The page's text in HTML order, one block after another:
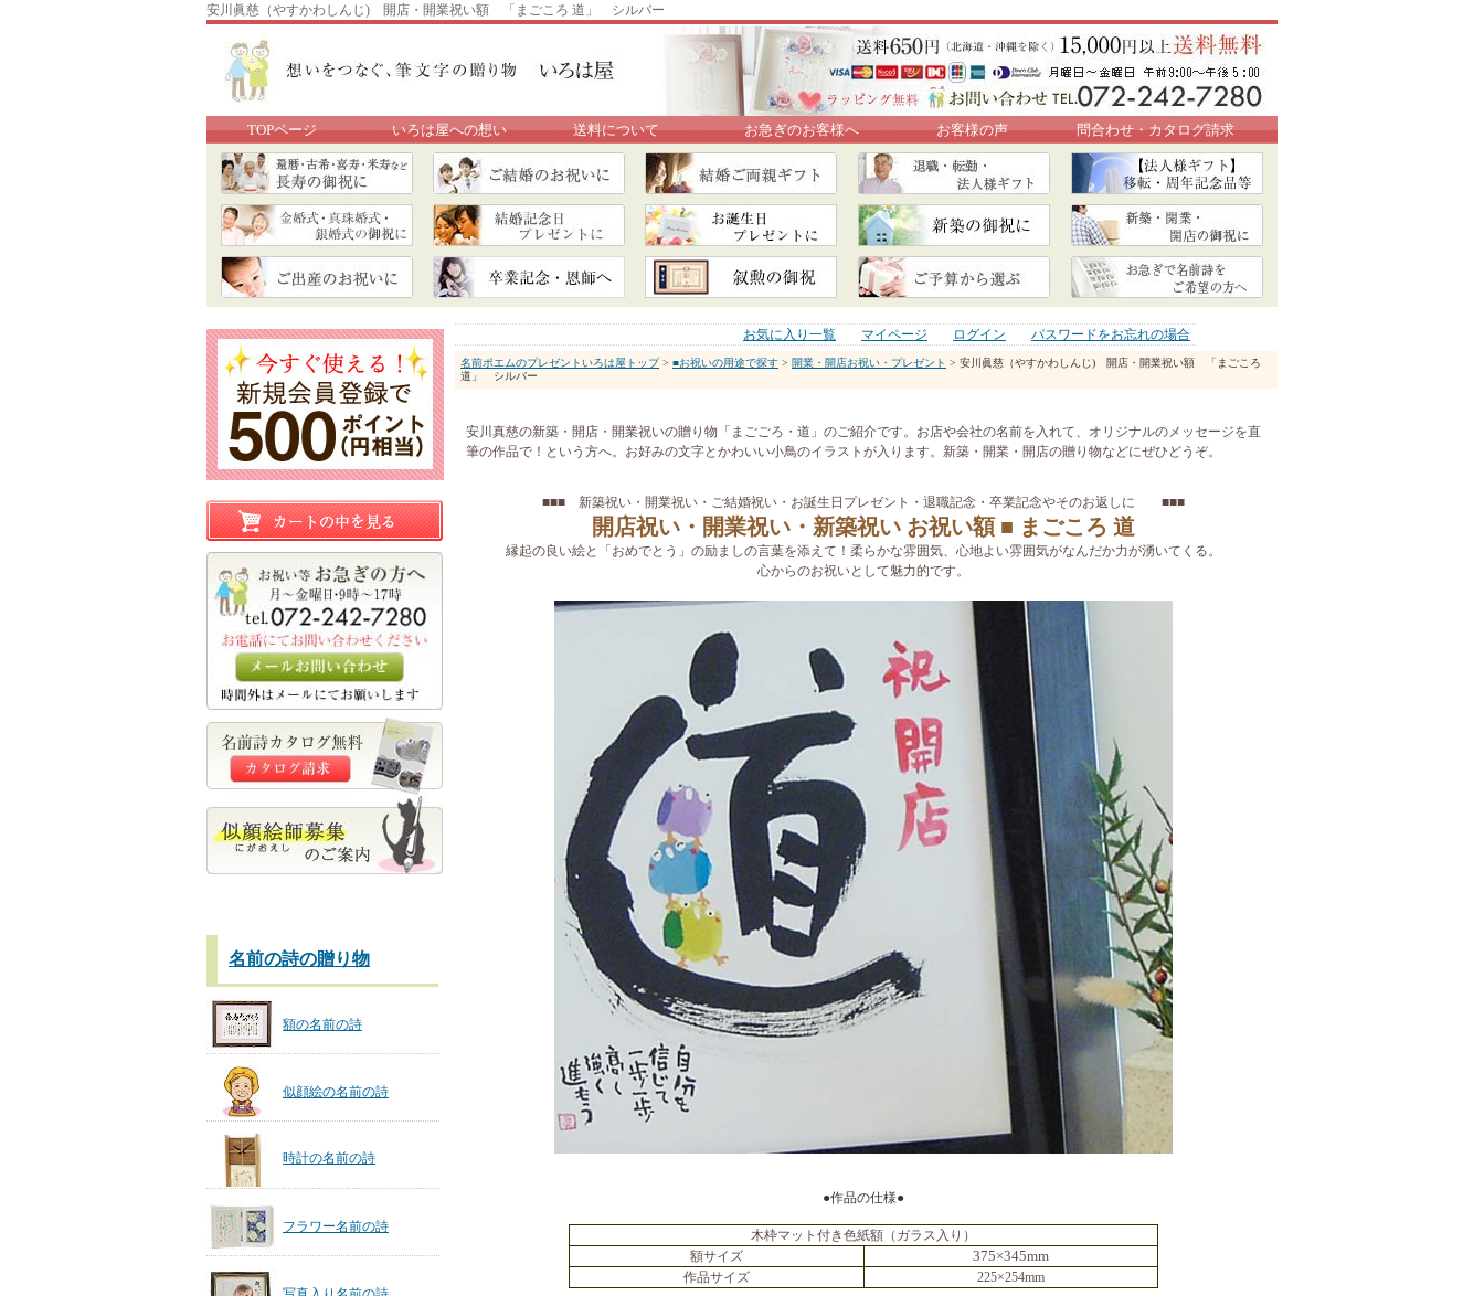
安川眞慈（やすかわしんじ) 開店・開業祝い額 「まごころ 道」 シルバー
TOPページ いろは屋への想い 送料について お急ぎのお客様へ お客様の声 問合わせ・カタログ請求
名前の詩の贈り物
額の名前の詩
似顔絵の名前の詩
時計の名前の詩
フラワー名前の詩
お気に入り一覧 マイページ ログイン パスワードをお忘れの場合
名前ポエムのプレゼントいろは屋トップ> ■お祝いの用途で探す > 開業・開店お祝い・プレゼント > 安川眞慈（やすかわしんじ) 開店・開業祝い額 「まごころ
道」 シルバー
安川真慈の新築・開店・開業祝いの贈り物「まごごろ・道」のご紹介です。お店や会社の名前を入れて、オリジナルのメッセージを直
筆の作品で！という方へ。お好みの文字とかわいい小鳥のイラストが入ります。新築・開業・開店の贈り物などにぜひどうぞ。
■■■ 新築祝い・開業祝い・ご結婚祝い・お誕生日プレゼント・退職記念・卒業記念やそのお返しに ■■■
開店祝い・開業祝い・新築祝い お祝い額 ■ まごころ 道
縁起の良い絵と「おめでとう」の励ましの言葉を添えて！柔らかな雰囲気、心地よい雰囲気がなんだか力が湧いてくる。
心からのお祝いとして魅力的です。
●作品の仕様●
木枠マット付き色紙額（ガラス入り）
額サイズ
375×345mm
作品サイズ 225×254mm